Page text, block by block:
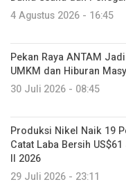
4 Agustus 2026 - 16:45
Pekan Raya ANTAM
UMKM dan Hiburan
30 Juli 2026 - 08:45
Produksi Nikel Naik 19
Catat Laba Bersih
II 2026
29 Juli 2026 - 23:11